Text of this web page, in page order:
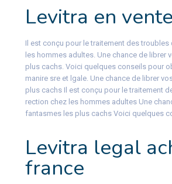
Levitra en
Il est conçu pour le traitement des troubles
les hommes adultes. Une chance de librer
plus cachs. Voici quelques conseils pour
manire sre et lgale. Une chance de librer
plus cachs Il est conçu pour le traitement
rection chez les hommes adultes Une
fantasmes les plus cachs Voici quelques
Levitra legal
france